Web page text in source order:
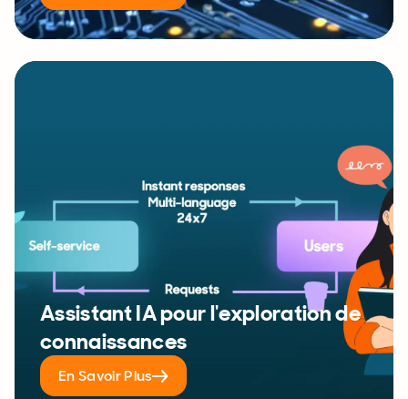
Assistant IA pour l'exploration de
connaissances
En Savoir Plus